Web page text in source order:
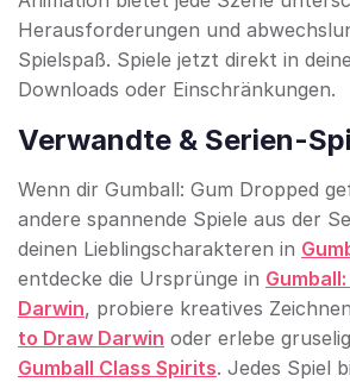
Herausforderungen und
Spielspaß. Spiele jetzt direkt in
Downloads oder Einschränkungen.
Verwandte & Serien-
Wenn dir Gumball: Gum Dropped
andere spannende Spiele aus der
deinen Lieblingscharakteren in
entdecke die Ursprünge in
Darwin, probiere kreatives
to Draw Darwin oder erlebe
Gumball Class Spirits. Jedes Spiel